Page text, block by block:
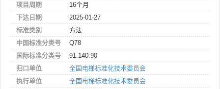
项目周期
16个月
下达日期
2025-01-27
标准类别
方法
中国标准分类号
Q78
国际标准分类号
91.140.90
归口单位
全国电梯标准化技术委员会
执行单位
全国电梯标准化技术委员会